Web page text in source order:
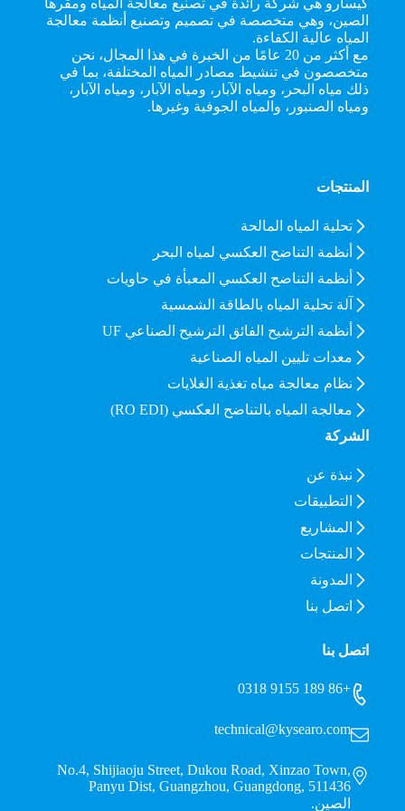
كيسارو هي شركة رائدة في تصنيع معالجة المياه ومقرها
الصين، وهي متخصصة في تصميم وتصنيع أنظمة معالجة
المياه عالية الكفاءة.
مع أكثر من 20 عامًا من الخبرة في هذا المجال، نحن
متخصصون في تنشيط مصادر المياه المختلفة، بما في
ذلك مياه البحر، ومياه الآبار، ومياه الآبار، ومياه الآبار،
ومياه الصنبور، والمياه الجوفية وغيرها.
المنتجات
تحلية المياه المالحة
أنظمة التناضح العكسي لمياه البحر
أنظمة التناضح العكسي المعبأة في حاويات
آلة تحلية المياه بالطاقة الشمسية
أنظمة الترشيح الفائق الترشيح الصناعي UF
معدات تليين المياه الصناعية
نظام معالجة مياه تغذية الغلايات
معالجة المياه بالتناضح العكسي (RO EDI)
الشركة
نبذة عن
التطبيقات
المشاريع
المنتجات
المدونة
اتصل بنا
اتصل بنا
+86 189 9155 0318
technical@kysearo.com
No.4, Shijiaoju Street, Dukou Road, Xinzao Town,
Panyu Dist, Guangzhou, Guangdong, 511436
الصين.